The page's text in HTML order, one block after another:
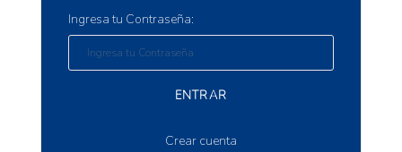
Ingresa tu Contraseña:
ENTRAR
Crear cuenta